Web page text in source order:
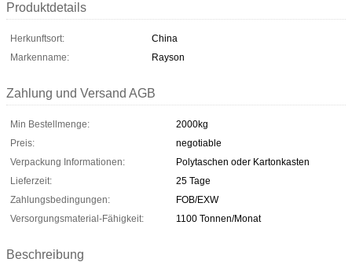
Produktdetails
Herkunftsort:
China
Markenname:
Rayson
Zahlung und Versand AGB
Min Bestellmenge:
2000kg
Preis:
negotiable
Verpackung Informationen:
Polytaschen oder Kartonkasten
Lieferzeit:
25 Tage
Zahlungsbedingungen:
FOB/EXW
Versorgungsmaterial-Fähigkeit:
1100 Tonnen/Monat
Beschreibung